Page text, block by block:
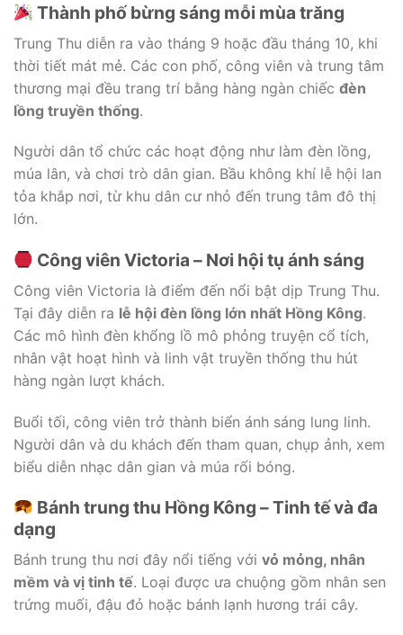
Thành phố bừng sáng mỗi mùa trăng
Trung Thu diễn ra vào tháng 9 hoặc đầu tháng 10, khi
thời tiết mát mẻ. Các con phố, công viên và trung tâm
thương mại đều trang trí bằng hàng ngàn chiếc đèn
lồng truyền thống.
Người dân tổ chức các hoạt động như làm đèn lồng,
múa lân, và chơi trò dân gian. Bầu không khí lễ hội lan
tỏa khắp nơi, từ khu dân cư nhỏ đến trung tâm đô thị
lớn.
Công viên Victoria – Nơi hội tụ ánh sáng
Công viên Victoria là điểm đến nổi bật dịp Trung Thu.
Tại đây diễn ra lễ hội đèn lồng lớn nhất Hồng Kông.
Các mô hình đèn khổng lồ mô phỏng truyện cổ tích,
nhân vật hoạt hình và linh vật truyền thống thu hút
hàng ngàn lượt khách.
Buổi tối, công viên trở thành biển ánh sáng lung linh.
Người dân và du khách đến tham quan, chụp ảnh, xem
biểu diễn nhạc dân gian và múa rối bóng.
Bánh trung thu Hồng Kông – Tinh tế và đa
dạng
Bánh trung thu nơi đây nổi tiếng với vỏ mỏng, nhân
mềm và vị tinh tế. Loại được ưa chuộng gồm nhân sen
trứng muối, đậu đỏ hoặc bánh lạnh hương trái cây.